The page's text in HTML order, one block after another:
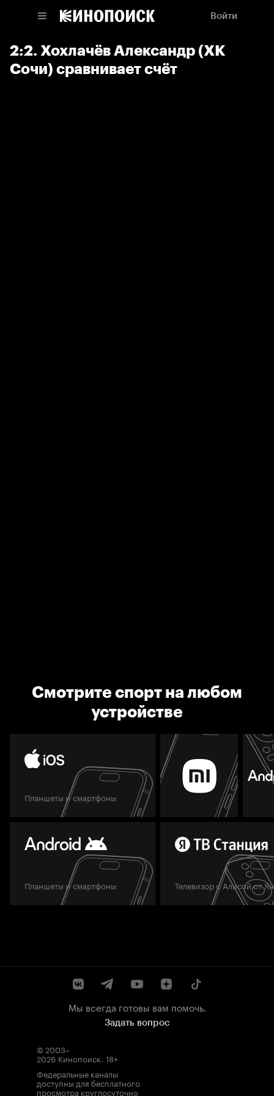
Войти
2:2. Хохлачёв Александр (ХК
Сочи) сравнивает счёт
Смотрите спорт на любом
устройстве
Планшеты и смартфоны
Планшеты и смартфоны Телевизор с Алисой от
Мы всегда готовы вам помочь.
Задать вопрос
© 2003–
2026 Кинопоиск. 18+
Федеральные каналы
доступны для бесплатного
просмотра круглосуточно